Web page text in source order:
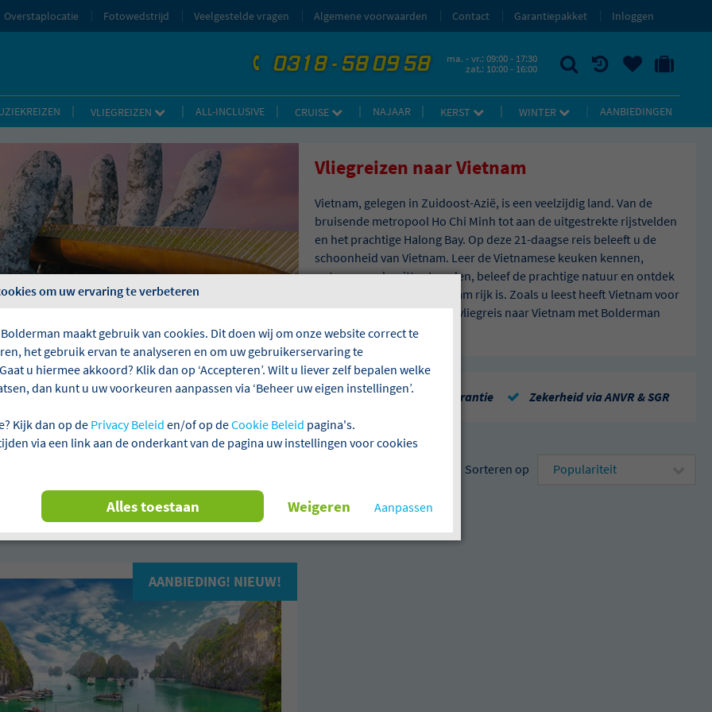
telefoon
0318 - 58 09 58 ma. - vr.: 09:00 - 17:30
zat.: 10:00 - 16:00 ZOEKEN UW BEWAARDE REIZEN
VLIEGREIZEN ALL-INCLUSIVE CRUISE NAJAAR KERST WINTER AANBIEDINGEN
Overstaplocatie Fotowedstrijd Veelgestelde vragen Algemene voorwaarden Contact Garantiepakket Inloggen
Vliegreizen naar Vietnam
Vietnam, gelegen in Zuidoost-Azië, is een veelzijdig land. Van de
bruisende metropool Ho Chi Minh tot aan de uitgestrekte rijstvelden
en het prachtige Halong Bay. Op deze 21-daagse reis beleeft u de
schoonheid van Vietnam. Leer de Vietnamese keuken kennen,
ontspan op de witte stranden, beleef de prachtige natuur en ontdek
de hoogtepunten die Vietnam rijk is. Zoals u leest heeft Vietnam voor
ieder wat wils! Boek nu uw vliegreis naar Vietnam met Bolderman
Excursiereizen.
Aanbetalen niet verplicht Laagste prijsgarantie Repatriëringsgarantie Zekerheid via ANVR & SGR
1 reizen gevonden Sorteren op
Vliegreizen Alles wissen
AANBIEDING! NIEUW!
om uw ervaring te verbeteren
maakt gebruik van cookies. Dit doen wij om onze website correct te
het gebruik ervan te analyseren en om uw gebruikerservaring te
u hiermee akkoord? Klik dan op ‘Accepteren’. Wilt u liever zelf bepalen welke
dan kunt u uw voorkeuren aanpassen via ‘Beheer uw eigen instellingen’.
Kijk dan op de Privacy Beleid en/of op deCookie Beleid pagina's.
via een link aan de onderkant van de pagina uw instellingen voor cookies
Aanpassen
Weigeren
Alles toestaan